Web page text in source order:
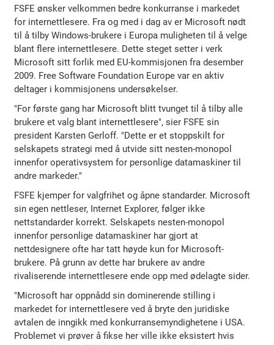
FSFE ønsker velkommen bedre konkurranse i markedet
for internettlesere. Fra og med i dag av er Microsoft nødt
til å tilby Windows-brukere i Europa muligheten til å velge
blant flere internettlesere. Dette steget setter i verk
Microsoft sitt forlik med EU-kommisjonen fra desember
2009. Free Software Foundation Europe var en aktiv
deltager i kommisjonens undersøkelser.
"For første gang har Microsoft blitt tvunget til å tilby alle
brukere et valg blant internettlesere", sier FSFE sin
president Karsten Gerloff. "Dette er et stoppskilt for
selskapets strategi med å utvide sitt nesten-monopol
innenfor operativsystem for personlige datamaskiner til
andre markeder."
FSFE kjemper for valgfrihet og åpne standarder. Microsoft
sin egen nettleser, Internet Explorer, følger ikke
nettstandarder korrekt. Selskapets nesten-monopol
innenfor personlige datamaskiner har gjort at
nettdesignere ofte har tatt høyde kun for Microsoft-
brukere. På grunn av dette har brukere av andre
rivaliserende internettlesere ende opp med ødelagte sider.
"Microsoft har oppnådd sin dominerende stilling i
markedet for internettlesere ved å bryte den juridiske
avtalen de inngikk med konkurransemyndighetene i USA.
Problemet vi prøver å fikse her ville ikke eksistert hvis